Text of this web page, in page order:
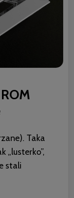
Taka
„lusterko”,
stali